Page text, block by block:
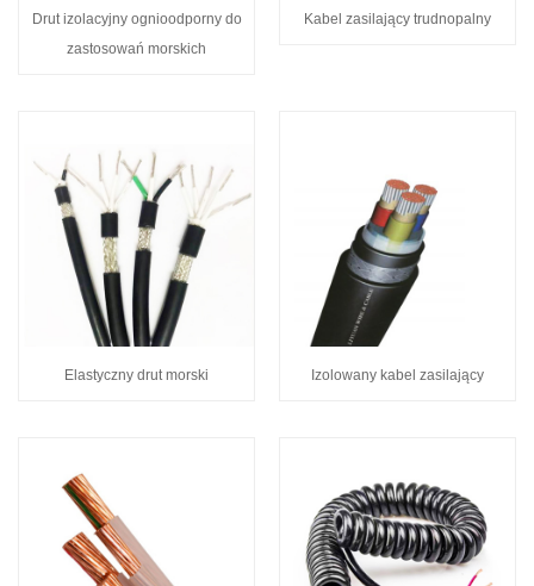
Drut izolacyjny ognioodporny do
zastosowań morskich
Kabel zasilający trudnopalny
Elastyczny drut morski Izolowany kabel zasilający